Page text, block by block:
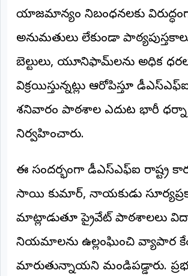
అంతర్జాతీయం
రిపోర్టర్స్
డెస్క్
DESK)
మా
రిపోర్టర్‌గా
చేరండి
లాగిన్
(Login)
యాజమాన్యం నిబంధనలకు
అనుమతులు లేకుండా
బెల్టులు, యూనిఫామ్‌లను అధిక
విక్రయిస్తున్నట్లు ఆరోపిస్తూ
శనివారం పాఠశాల ఎదుట భారీ ధర్నా
నిర్వహించారు.
ఈ సందర్భంగా డీఎస్‌ఎఫ్‌ఐ రాష్ట్ర
సాయి కుమార్, నాయకుడు
మాట్లాడుతూ ప్రైవేట్ పాఠశాలలు
నియమాలను ఉల్లంఘించి వ్యాపార
మారుతున్నాయని మండిపడ్డారు.